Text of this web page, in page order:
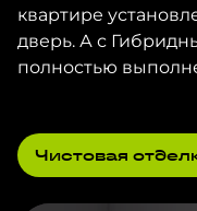
квартире
дверь. А с
полностью
Чистовая